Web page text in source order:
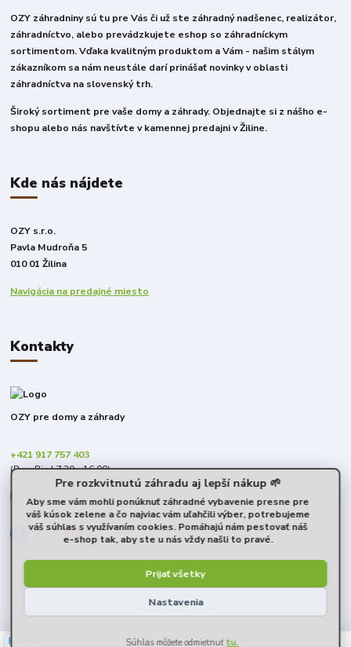
OZY záhradniny sú tu pre Vás či už ste záhradný nadšenec, realizátor,
záhradníctvo, alebo prevádzkujete eshop so záhradníckym
sortimentom. Vďaka kvalitným produktom a Vám - našim stálym
zákazníkom sa nám neustále darí prinášať novinky v oblasti
záhradníctva na slovenský trh.
Široký sortiment pre vaše domy a záhrady. Objednajte si z nášho e-
shopu alebo nás navštívte v kamennej predajni v Žiline.
Kde nás nájdete
OZY s.r.o.
Pavla Mudroňa 5
010 01 Žilina
Navigácia na predajné miesto
Kontakty
OZY pre domy a záhrady
+421 917 757 403
(Po - Pia | 7:30 - 16:00)
obchod@predomyazahrady.sk
© 2026 OZY s.r.o.
Pre rozkvitnutú záhradu aj lepší nákup 🌱
Aby sme vám mohli ponúknuť záhradné vybavenie presne pre
váš kúsok zelene a čo najviac vám uľahčili výber, potrebujeme
váš súhlas s využívaním cookies. Pomáhajú nám pestovať náš
e-shop tak, aby ste u nás vždy našli to pravé.
Nastavenia
Prijať všetky
6. augusta 100 %